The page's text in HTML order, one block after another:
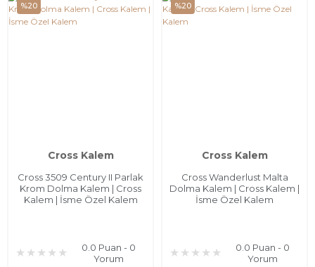
%20
Cross Kalem
Cross 3509 Century II Parlak
Krom Dolma Kalem | Cross
Kalem | İsme Özel Kalem
0.0 Puan - 0
Yorum
%20
Cross Kalem
Cross Wanderlust Malta
Dolma Kalem | Cross Kalem |
İsme Özel Kalem
0.0 Puan - 0
Yorum